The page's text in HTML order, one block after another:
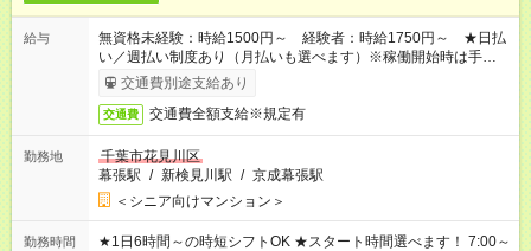
給与
無資格未経験：時給1500円～ 経験者：時給1750円～ ★日払
い／週払い制度あり（月払いも選べます）※稼働開始時は手続き
完了次第のお支払いとなります。
交通費別途支給あり
交通費 交通費全額支給※規定有
勤務地
千葉市花見川区
幕張駅 / 新検見川駅 / 京成幕張駅
＜シニア向けマンション＞
勤務時間
★1日6時間～の時短シフトOK ★スタート時間選べます！ 7:00～